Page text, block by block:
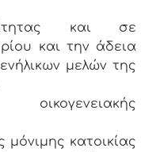
και σε
και την άδεια
μελών της
μόνιμης κατοικίας